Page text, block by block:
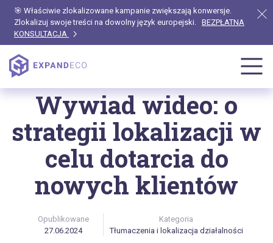
🎯 Właściwie zlokalizowane kampanie zwiększają konwersje.
Zlokalizuj swoje treści na dowolny język europejski. BEZPŁATNA
KONSULTACJA
Tłumaczenia i lokalizacja działalności
Wywiad wideo: o
strategii lokalizacji w
celu dotarcia do
nowych klientów
Opublikowane
27.06.2024
Kategoria
Tłumaczenia i lokalizacja działalności